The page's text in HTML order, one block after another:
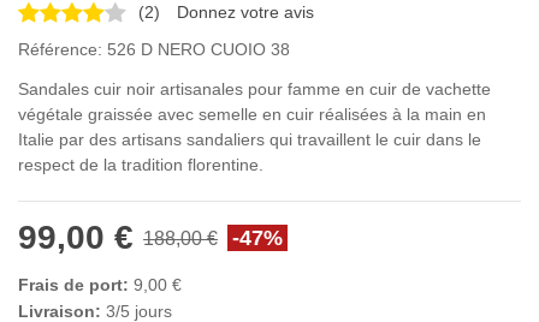
(2)
Donnez votre avis
Référence: 526 D NERO CUOIO 38
Sandales cuir noir artisanales pour famme en cuir de vachette
végétale graissée avec semelle en cuir réalisées à la main en
Italie par des artisans sandaliers qui travaillent le cuir dans le
respect de la tradition florentine.
99,00 € 188,00 € -47%
Frais de port: 9,00 €
Livraison: 3/5 jours